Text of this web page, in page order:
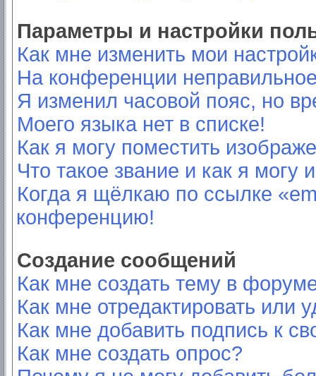
Параметры и настройки
Как мне изменить мои
На конференции
Я изменил часовой пояс, но
Моего языка нет в списке!
Как я могу поместить
Что такое звание и как я могу
Когда я щёлкаю по ссылке
конференцию!
Создание сообщений
Как мне создать тему в
Как мне отредактировать или
Как мне добавить подпись к
Как мне создать опрос?